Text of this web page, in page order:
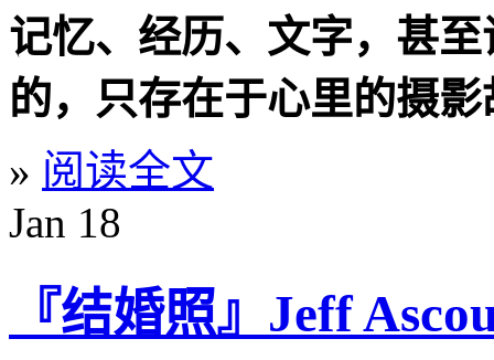
记忆、经历、文字，甚
的，只存在于心里的摄影
» 阅读全文
Jan 18
『结婚照』Jeff